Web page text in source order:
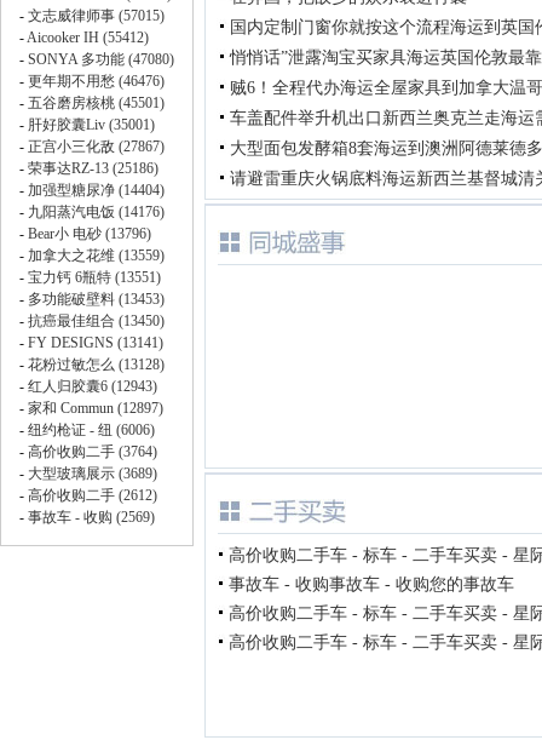
国内定制门窗你就按这个流程海运到英国
悄悄话”泄露淘宝买家具海运英国伦敦最
贼6！全程代办海运全屋家具到加拿大温
车盖配件举升机出口新西兰奥克兰走海
大型面包发酵箱8套海运到澳洲阿德莱德
请避雷重庆火锅底料海运新西兰基督城清
高价收购二手车 - 标车 - 二手车买卖 - 星
事故车 - 收购事故车 - 收购您的事故车
高价收购二手车 - 标车 - 二手车买卖 - 星
高价收购二手车 - 标车 - 二手车买卖 - 星